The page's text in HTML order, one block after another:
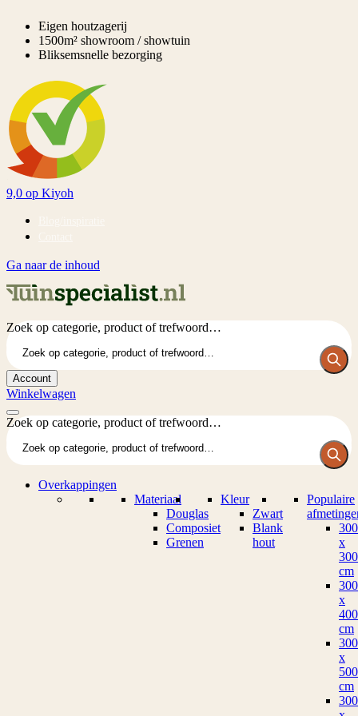
Eigen houtzagerij
1500m² showroom / showtuin
Bliksemsnelle bezorging
9,0 op Kiyoh
Ga naar de inhoud
Zoek op categorie, product of trefwoord…
Account
Winkelwagen
Zoek op categorie, product of trefwoord…
Overkappingen
Materiaal
Douglas
Composiet
Grenen
Kleur
Zwart
Blank
hout
Populaire
300
x
300
cm
300
x
400
cm
300
x
500
cm
300